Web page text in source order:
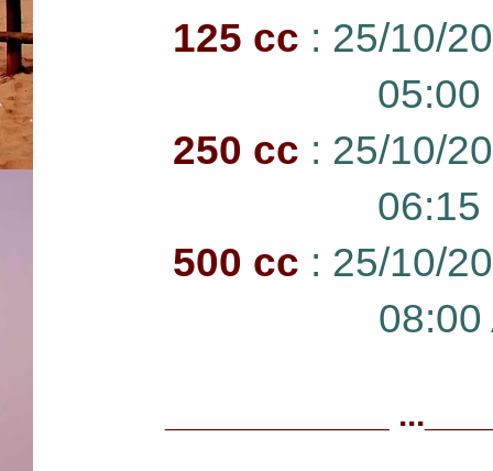
125 cc : 25/10/
05:00
250 cc : 25/10/
06:15
500 cc : 25/10/
08:00
____________